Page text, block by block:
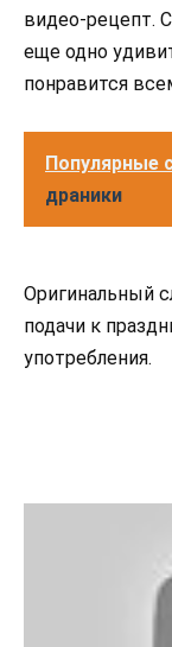
видео-рецепт.
еще одно
понравится
Популярные
драники
Оригинальный
подачи к
употребления.